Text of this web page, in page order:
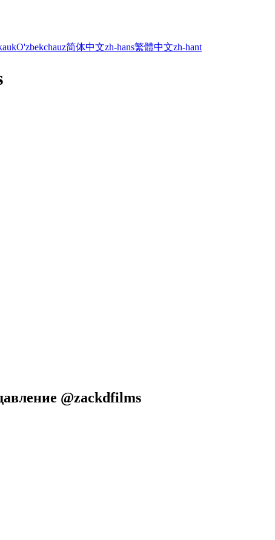
ukO'zbekchauz简体中文zh-hans繁體中文zh-hant
@zackdfilms